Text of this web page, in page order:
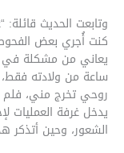
وتابعت الحديث
كنت أُجري بعض
ساعة من ولادته
روحي تخرج مني، فلم
يدخل غرفة العمليات
الشعور، وحين أتذكر